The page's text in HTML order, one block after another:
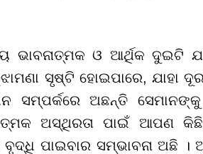
ଭାବନାତ୍ମକ ଓ ଆର୍ଥିକ ଦୁଇଟି
ସୃଷ୍ଟି ହୋଇପାରେ, ଯାହା
ସମ୍ପର୍କରେ ଅଛନ୍ତି
ଅସ୍ଥିରତା ପାଇଁ ଆପଣ
ବୃଦ୍ଧି ପାଇବାର ସମ୍ଭାବନା ଅଛି